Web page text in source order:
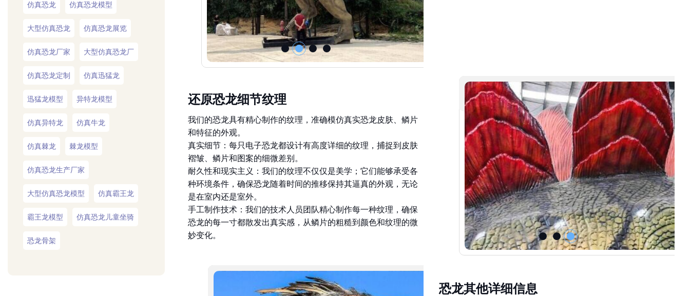
还原恐龙细节纹理
我们的恐龙具有精心制作的纹理，准确模仿真实恐龙皮肤、鳞片
和特征的外观。
真实细节：每只电子恐龙都设计有高度详细的纹理，捕捉到皮肤
褶皱、鳞片和图案的细微差别。
耐久性和现实主义：我们的纹理不仅仅是美学；它们能够承受各
种环境条件，确保恐龙随着时间的推移保持其逼真的外观，无论
是在室内还是室外。
手工制作技术：我们的技术人员团队精心制作每一种纹理，确保
恐龙的每一寸都散发出真实感，从鳞片的粗糙到颜色和纹理的微
妙变化。
恐龙其他详细信息
仿真恐龙 仿真恐龙模型
大型仿真恐龙 仿真恐龙展览
仿真恐龙厂家 大型仿真恐龙厂
仿真恐龙定制 仿真迅猛龙
迅猛龙模型 异特龙模型
仿真异特龙 仿真牛龙
仿真棘龙 棘龙模型
仿真恐龙生产厂家
大型仿真恐龙模型 仿真霸王龙
霸王龙模型 仿真恐龙儿童坐骑
恐龙骨架